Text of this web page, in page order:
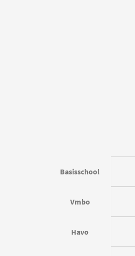
Basisschool
Vmbo
Havo